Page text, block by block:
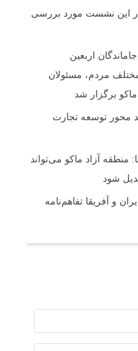
در این نشست مورد بررسی
اربعین
مردم، مسئولان
برگزار شد
محور توسعه تجارت
منطقه آزاد ماکو می‌تواند
شود
و آفریقا تفاهم‌نامه